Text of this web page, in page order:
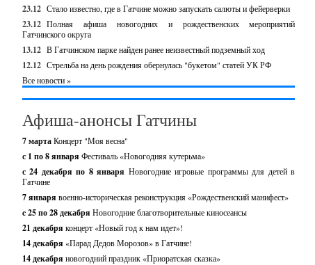
23.12 Стало известно, где в Гатчине можно запускать салюты и фейерверки
23.12 Полная афиша новогодних и рождественских мероприятий
Гатчинского округа
13.12 В Гатчинском парке найден ранее неизвестный подземный ход
12.12 Стрельба на день рождения обернулась "букетом" статей УК РФ
Все новости »
Афиша-анонсы Гатчины
7 мартаКонцерт "Моя весна"
с 1 по 8 января Фестиваль «Новогодняя кутерьма»
с 24 декабря по 8 января Новогодние игровые программы для детей в
Гатчине
7 января военно-историческая реконструкция «Рождественский манифест»
c 25 по 28 декабря Новогодние благотворительные киносеансы
21 декабря концерт «Новый год к нам идет»!
14 декабря «Парад Дедов Морозов» в Гатчине!
14 декабря новогодний праздник «Приоратская сказка»